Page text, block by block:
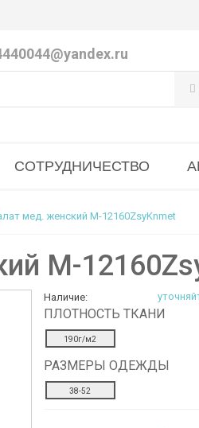
СОТРУДНИЧЕСТВО
мед. женский M-12160ZsуKnmet
M-
Наличие:
ПЛОТНОСТЬ ТКАНИ
190г/м2
РАЗМЕРЫ ОДЕЖДЫ
38-52